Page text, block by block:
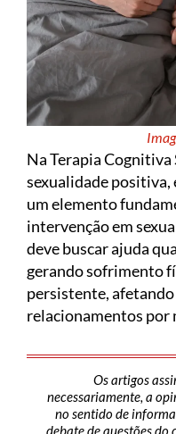
Na Terapia Cognitiva
sexualidade positiva,
um elemento
intervenção em
deve buscar ajuda
gerando sofrimento
persistente,
relacionamentos por
Os artigos
necessariamente, a
no sentido de
debate de questões do